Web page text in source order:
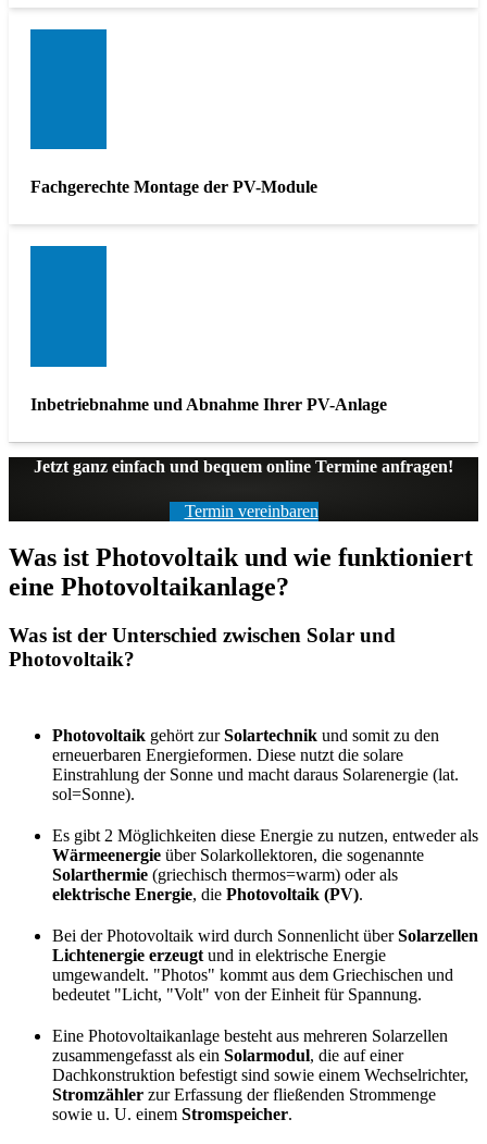
Fachgerechte Montage der PV-Module
Inbetriebnahme und Abnahme Ihrer PV-Anlage
Jetzt ganz einfach und bequem online Termine anfragen!
Termin vereinbaren
Was ist Photovoltaik und wie funktioniert
eine Photovoltaikanlage?
Was ist der Unterschied zwischen Solar und
Photovoltaik?
Photovoltaik gehört zurSolartechnik und somit zu den
erneuerbaren Energieformen. Diese nutzt die solare
Einstrahlung der Sonne und macht daraus Solarenergie (lat.
sol=Sonne).
Es gibt 2 Möglichkeiten diese Energie zu nutzen, entweder als
Wärmeenergie über Solarkollektoren, die sogenannte
Solarthermie (griechisch thermos=warm) oder als
elektrische Energie, die Photovoltaik (PV).
Bei der Photovoltaik wird durch Sonnenlicht überSolarzellen
Lichtenergie erzeugt und in elektrische Energie
umgewandelt. "Photos" kommt aus dem Griechischen und
bedeutet "Licht, "Volt" von der Einheit für Spannung.
Eine Photovoltaikanlage besteht aus mehreren Solarzellen
zusammengefasst als ein Solarmodul, die auf einer
Dachkonstruktion befestigt sind sowie einem Wechselrichter,
Stromzähler zur Erfassung der fließenden Strommenge
sowie u. U. einem Stromspeicher.